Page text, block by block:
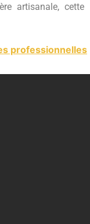
artisanale, cette
professionnelles